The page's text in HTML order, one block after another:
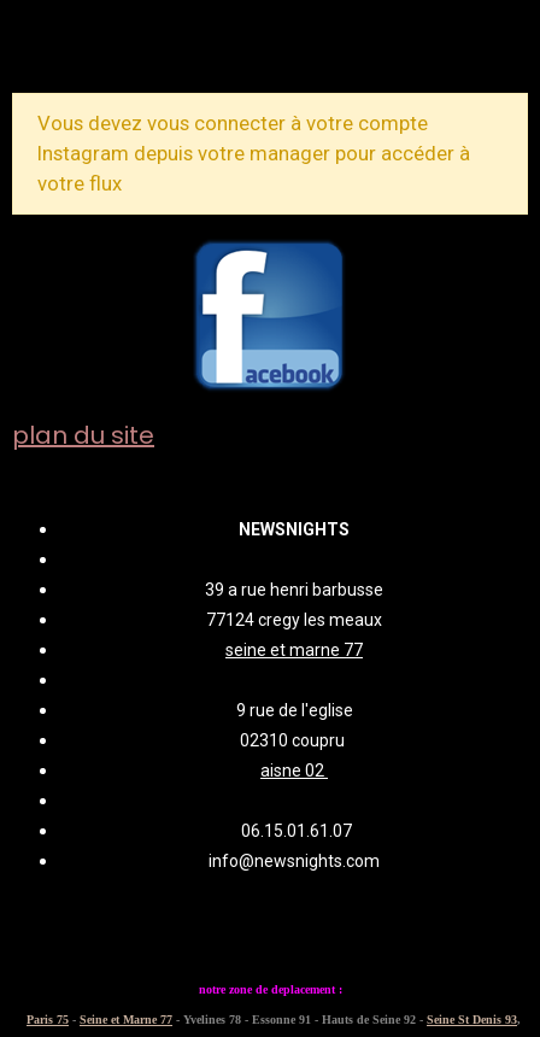
Vous devez vous connecter à votre compte
Instagram depuis votre manager pour accéder à
votre flux
plan du site
NEWSNIGHTS
39 a rue henri barbusse
77124 cregy les meaux
seine et marne 77
9 rue de l'eglise
02310 coupru
aisne 02
06.15.01.61.07
info@newsnights.com
notre zone de deplacement :
Paris 75 - Seine et Marne 77 - Yvelines 78 - Essonne 91 - Hauts de Seine 92 - Seine St Denis 93,